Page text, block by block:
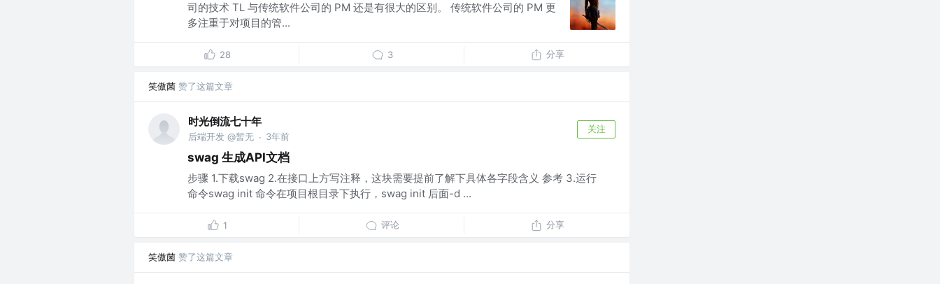
司的技术 TL 与传统软件公司的 PM 还是有很大的区别。 传统软件公司的 PM 更
多注重于对项目的管...
28 3 分享
笑傲菌 赞了这篇文章
时光倒流七十年
后端开发 @暂无 · 3年前
关注
swag 生成API文档
步骤 1.下载swag 2.在接口上方写注释，这块需要提前了解下具体各字段含义 参考 3.运行
命令swag init 命令在项目根目录下执行，swag init 后面-d ...
1 评论 分享
笑傲菌 赞了这篇文章